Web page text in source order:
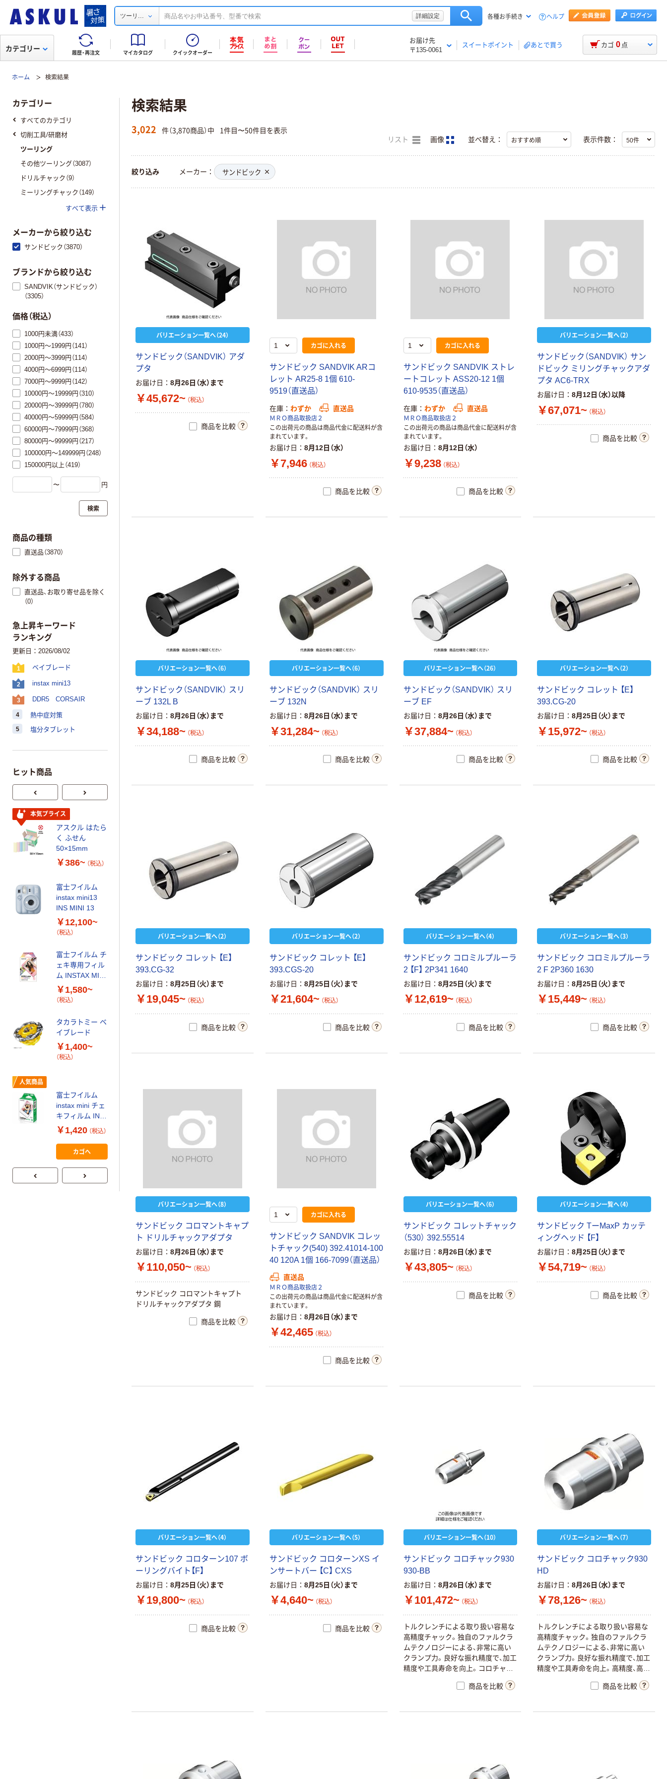
ツーリ ... 詳細設定 各種お手続き ヘルプ
履歴・再注文 マイカタログ クイックオーダー
お届け先
〒135-0061
スイートポイント あとで買う
カテゴリー カゴ 0 点
ホーム 検索結果
検索結果
3,022 件（3,870商品）中 1件目〜50件目を表示
リスト 画像 並べ替え： 表示件数：
絞り込み メーカー サンドビック
バリエーション一覧へ（24）
サ ン ド ビ ック （SAN DV K） アダ
プタ
お届け日 8月26日（水）まで
￥45,672~ （税込）
商品を比較
カゴに入れる
サ ン ド ビ ック SAN DVI K ARコ
レ ッ ト AR25-8 1個 610-
9519（直送品）
在庫 わずか 直送品
ＭＲＯ商品取扱店２
この出荷元の商品は商品代金に配送料が含
まれています。
お届け日 8月12日（水）
￥7,946 （税込）
商品を比較
カゴに入れる
サ ン ド ビ ック SAN DVI K ス ト レ
ー ト コ レ ッ ト ASS20-12 1個
610-9535（直送品）
在庫 わずか 直送品
ＭＲＯ商品取扱店２
この出荷元の商品は商品代金に配送料が含
まれています。
お届け日 8月12日（水）
￥9,238 （税込）
商品を比較
バリエーション一覧へ（2）
サ ン ド ビ ック （SAN DV K） サ ン
ド ビ ック ミ リ ングチャ ック アダ
プタ AC6-TRX
お届け日 8月12日（水）以降
￥67,071~ （税込）
商品を比較
バリエーション一覧へ（6）
サ ン ド ビ ック （SAN DV K） ス リ
ーブ 132 L B
お届け日 8月26日（水）まで
￥34,188~ （税込）
商品を比較
バリエーション一覧へ（6）
サ ン ド ビ ック （SAN DVI K） ス リ
ーブ 132N
お届け日 8月26日（水）まで
￥31,284~ （税込）
商品を比較
バリエーション一覧へ（26）
サ ン ド ビ ック （SAN DVI K） ス リ
ーブ EF
お届け日 8月26日（水）まで
￥37,884~ （税込）
商品を比較
バリエーション一覧へ（2）
サ ン ド ビ ック コ レ ッ ト 【E】
393.CG-20
お届け日 8月25日（火）まで
￥15,972~ （税込）
商品を比較
バリエーション一覧へ（2）
サ ン ド ビ ック コ レ ッ ト 【E】
393.CG-32
お届け日 8月25日（火）まで
￥19,045~ （税込）
商品を比較
バリエーション一覧へ（2）
サ ン ド ビ ック コ レ ッ ト 【E】
393.CGS-20
お届け日 8月25日（火）まで
￥21,604~ （税込）
商品を比較
バリエーション一覧へ（4）
サ ン ド ビ ック コ ロ ミ ルプルーラ
2 【F】 2P341 1640
お届け日 8月25日（火）まで
￥12,619~ （税込）
商品を比較
バリエーション一覧へ（3）
サ ン ド ビ ック コ ロ ミ ルプルーラ
2 F 2P360 1630
お届け日 8月25日（火）まで
￥15,449~ （税込）
商品を比較
バリエーション一覧へ（8）
サ ン ド ビ ック コ ロマ ン トキャ プ
ト
ド リ ルチャ ック アダプタ
お届け日 8月26日（水）まで
￥110,050~ （税込）
サン ド ビック コ ロマン トキャプ ト
ド リ ルチャ ックアダプタ 鋼
商品を比較
カゴに入れる
サ ン ド ビ ック SAN DVI K コ レ ッ
トチャ ック(540) 392.41014-100
40 120A 1個 166-7099（直送品）
直送品
ＭＲＯ商品取扱店２
この出荷元の商品は商品代金に配送料が含
まれています。
お届け日 8月26日（水）まで
￥42,465 （税込）
商品を比較
バリエーション一覧へ（6）
サ ン ド ビ ック コ レ ッ トチャ ック
（530） 392.55514
お届け日 8月26日（水）まで
￥43,805~ （税込）
商品を比較
バリエーション一覧へ（4）
サ ン ド ビ ック TーMaxP カ ッテ
ィ ングヘ ッ ド 【F】
お届け日 8月25日（火）まで
￥54,719~ （税込）
商品を比較
バリエーション一覧へ（4）
サ ン ド ビ ック コ ロター ン107 ボ
ー リ ングバイ ト 【F】
お届け日 8月25日（火）まで
￥19,800~ （税込）
商品を比較
バリエーション一覧へ（5）
サ ン ド ビ ック コ ロター ンXS イ
ンサー トバー 【C】 CXS
お届け日 8月25日（火）まで
￥4,640~ （税込）
商品を比較
バリエーション一覧へ（10）
サ ン ド ビ ック コ ロチャ ック930
930-BB
お届け日 8月26日（水）まで
￥101,472~ （税込）
トルク レンチによる取 り扱い容易な
高精度チャ ック。 独自のフ ァルク ラ
ムテク ノ ロジーによる、非常に高い
ク ランプ力。 良好な振れ精度で、加工
精度や工具寿命を向 上。 コ ロチャ ッ
商品を比較
バリエーション一覧へ（7）
サ ン ド ビ ック コ ロチャ ック930
H D
お届け日 8月26日（水）まで
￥78,126~ （税込）
トルク レンチによる取 り扱い容易な
高精度チャ ック。独自のフ ァルク ラ
ムテク ノ ロジーによる、非常に高い
ク ランプ力。 良好な振れ精度で、加工
精度や工具寿命を向 上。 高精度、高剛
る
プト 仕様。コロチャ
商品を比較
カテゴリー
すべてのカテゴリ
切削工具/研磨材
ツーリング
その他ツーリング（3087）
ドリルチャック（9）
ミーリングチャック（149）
すべて表示
メーカーから絞り込む
サンドビック（3870）
ブランドから絞り込む
SANDVIK（サンドビック）
（3305）
価格（税込）
1000円未満（433）
1000円～1999円（141）
2000円～3999円（114）
4000円～6999円（114）
7000円～9999円（142）
10000円～19999円（310）
20000円～39999円（780）
40000円～59999円（584）
60000円～79999円（368）
80000円～99999円（217）
100000円～149999円（248）
150000円以上（419）
〜 円
検索
商品の種類
直送品（3870）
除外する商品
直送品、お取り寄せ品を除く
（0）
急上昇キーワード
ランキング
更新日：2026/08/02
1 ベイブレード
2 instax mini13
3 DDR5 CORSAIR
4 熱中症対策
5 塩分タブレット
ヒット商品
本気プライス
アスクル はたら
く ふせん
50×15mm
￥386~ （税込）
富士フイルム
instax mini13
INS MINI 13
￥12,100~
（税込）
富士フイルム チ
ェキ専用フィル
ム INSTAX MINI
WW2
￥1,580~
（税込）
タカラトミー ベ
イブレード
￥1,400~
（税込）
人気商品
富士フイルム
instax mini チェ
キフィルム INS
MINI JP1 1パッ
ク（10枚入り）
￥1,420 （税込）
カゴへ
電池 北欧パッ
ケージ アスク
ルオリジナル
￥140~ （税込）
本気プライス
0.22mm 布テー
プ
￥145~ （税込）
オリジナル
形 アルカリ乾
電池 北欧パッ
￥140~ （税込）
アスクル 「現場
￥358~ （税込）
本気プライス
アスクル はたら
く ふせん 付箋
75×25mm
￥377~
エスワン（OS-1）
￥159~ （税込）
ニチバン セロテ
￥124~ （税込）
本気プライス
アスクル トイ
ート 大王製紙
共同企画 トイ
￥330~ （税込）
本気プライス
トファイル エコ
トイレットペー
パー シングル
120ｍ 再生紙
100% 6ロール
リサイクル100
（税込）
instax mini13
富士フイルム チ
ェキ専用フィル
ム INSTAX MINI
￥1,580~
タカラトミー ベ
イブレード
カゴへ